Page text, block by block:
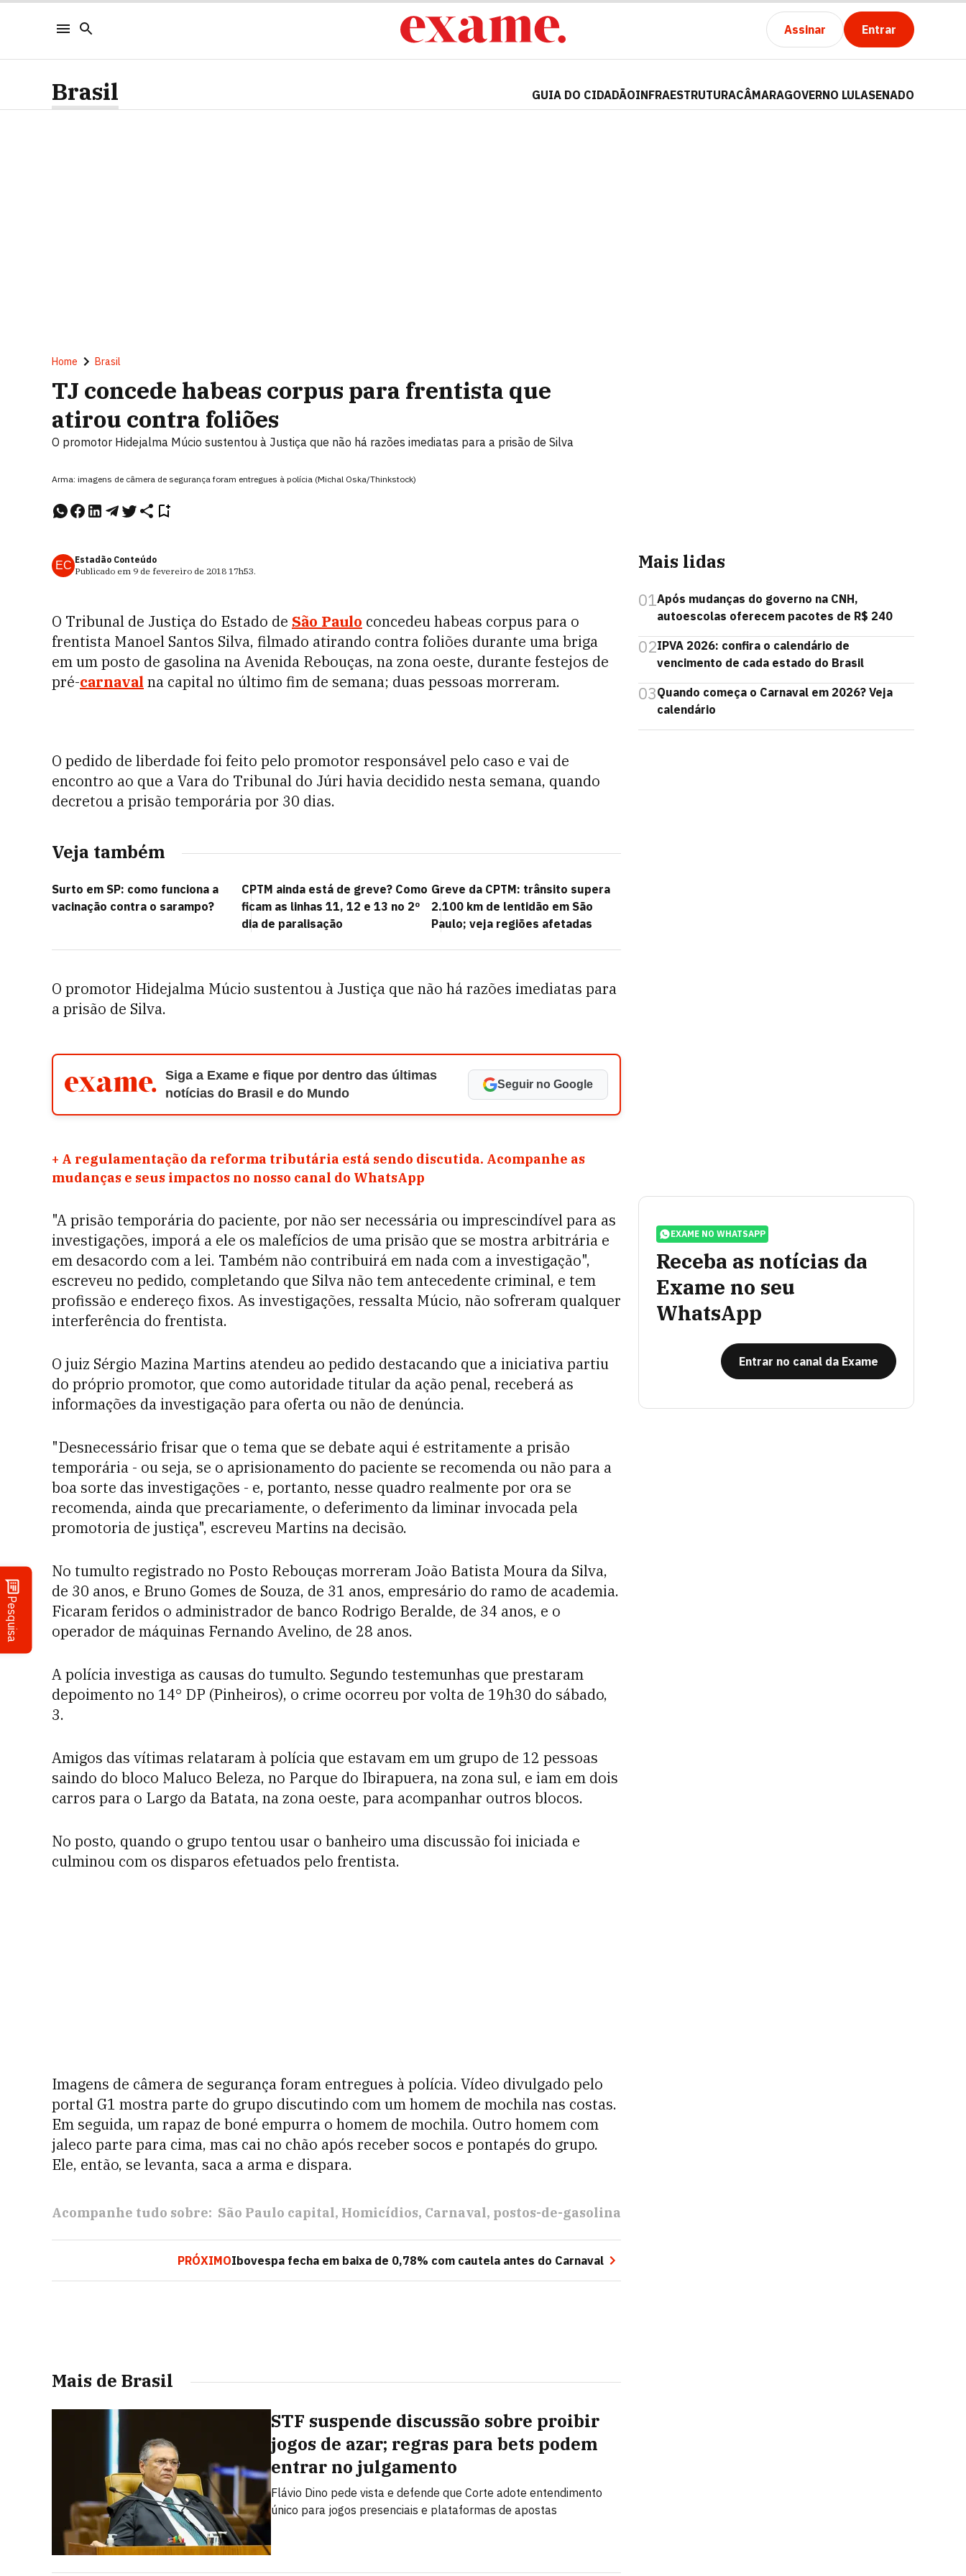
Assinar Entrar
Pesquisa
Brasil GUIA DO CIDADÃOINFRAESTRUTURACÂMARAGOVERNO LULASENADO
Home Brasil
TJ concede habeas corpus para frentista que
atirou contra foliões
O promotor Hidejalma Múcio sustentou à Justiça que não há razões imediatas para a prisão de Silva
Arma: imagens de câmera de segurança foram entregues à polícia (Michal Oska/Thinkstock)
EC Estadão Conteúdo
Publicado em 9 de fevereiro de 2018 17h53.
O Tribunal de Justiça do Estado de São Paulo concedeu habeas corpus para o
frentista Manoel Santos Silva, filmado atirando contra foliões durante uma briga
em um posto de gasolina na Avenida Rebouças, na zona oeste, durante festejos de
pré-carnaval na capital no último fim de semana; duas pessoas morreram.
O pedido de liberdade foi feito pelo promotor responsável pelo caso e vai de
encontro ao que a Vara do Tribunal do Júri havia decidido nesta semana, quando
decretou a prisão temporária por 30 dias.
Veja também
Surto em SP: como funciona a
vacinação contra o sarampo?
CPTM ainda está de greve? Como
ficam as linhas 11, 12 e 13 no 2º
dia de paralisação
Greve da CPTM: trânsito supera
2.100 km de lentidão em São
Paulo; veja regiões afetadas
O promotor Hidejalma Múcio sustentou à Justiça que não há razões imediatas para
a prisão de Silva.
Siga a Exame e fique por dentro das últimas
notícias do Brasil e do Mundo
Seguir no Google
+ A regulamentação da reforma tributária está sendo discutida. Acompanhe as
mudanças e seus impactos no nosso canal do WhatsApp
"A prisão temporária do paciente, por não ser necessária ou imprescindível para as
investigações, imporá a ele os malefícios de uma prisão que se mostra arbitrária e
em desacordo com a lei. Também não contribuirá em nada com a investigação",
escreveu no pedido, completando que Silva não tem antecedente criminal, e tem
profissão e endereço fixos. As investigações, ressalta Múcio, não sofreram qualquer
interferência do frentista.
O juiz Sérgio Mazina Martins atendeu ao pedido destacando que a iniciativa partiu
do próprio promotor, que como autoridade titular da ação penal, receberá as
informações da investigação para oferta ou não de denúncia.
"Desnecessário frisar que o tema que se debate aqui é estritamente a prisão
temporária - ou seja, se o aprisionamento do paciente se recomenda ou não para a
boa sorte das investigações - e, portanto, nesse quadro realmente por ora se
recomenda, ainda que precariamente, o deferimento da liminar invocada pela
promotoria de justiça", escreveu Martins na decisão.
No tumulto registrado no Posto Rebouças morreram João Batista Moura da Silva,
de 30 anos, e Bruno Gomes de Souza, de 31 anos, empresário do ramo de academia.
Ficaram feridos o administrador de banco Rodrigo Beralde, de 34 anos, e o
operador de máquinas Fernando Avelino, de 28 anos.
A polícia investiga as causas do tumulto. Segundo testemunhas que prestaram
depoimento no 14° DP (Pinheiros), o crime ocorreu por volta de 19h30 do sábado,
3.
Amigos das vítimas relataram à polícia que estavam em um grupo de 12 pessoas
saindo do bloco Maluco Beleza, no Parque do Ibirapuera, na zona sul, e iam em dois
carros para o Largo da Batata, na zona oeste, para acompanhar outros blocos.
No posto, quando o grupo tentou usar o banheiro uma discussão foi iniciada e
culminou com os disparos efetuados pelo frentista.
Imagens de câmera de segurança foram entregues à polícia. Vídeo divulgado pelo
portal G1 mostra parte do grupo discutindo com um homem de mochila nas costas.
Em seguida, um rapaz de boné empurra o homem de mochila. Outro homem com
jaleco parte para cima, mas cai no chão após receber socos e pontapés do grupo.
Ele, então, se levanta, saca a arma e dispara.
Acompanhe tudo sobre: São Paulo capital Homicídios Carnaval postos-de-gasolina
PRÓXIMOIbovespa fecha em baixa de 0,78% com cautela antes do Carnaval
Mais de Brasil
STF suspende discussão sobre proibir
jogos de azar; regras para bets podem
entrar no julgamento
Flávio Dino pede vista e defende que Corte adote entendimento
único para jogos presenciais e plataformas de apostas
Mais lidas
01Após mudanças do governo na CNH,
autoescolas oferecem pacotes de R$ 240
02IPVA 2026: confira o calendário de
vencimento de cada estado do Brasil
03Quando começa o Carnaval em 2026? Veja
calendário
EXAME NO WHATSAPP
Receba as notícias da
Exame no seu
WhatsApp
Entrar no canal da Exame